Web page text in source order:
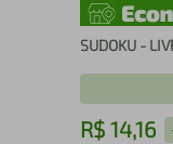
SUDOKU -
R$ 14,16